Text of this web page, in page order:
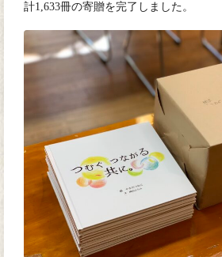
計1,633冊の寄贈を完了しました。